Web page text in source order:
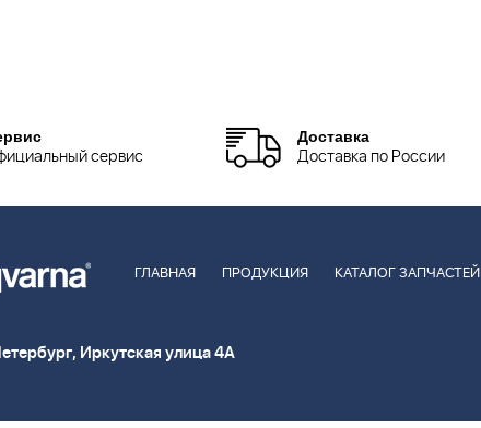
сервис
Доставка
Доставка по России
ГЛАВНАЯ ПРОДУКЦИЯ КАТАЛОГ ЗАПЧАСТЕЙ
Иркутская улица 4А